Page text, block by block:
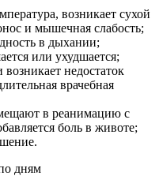
возникает сухой
и мышечная слабость;
в дыхании;
или ухудшается;
недостаток
врачебная
в реанимацию с
боль в животе;